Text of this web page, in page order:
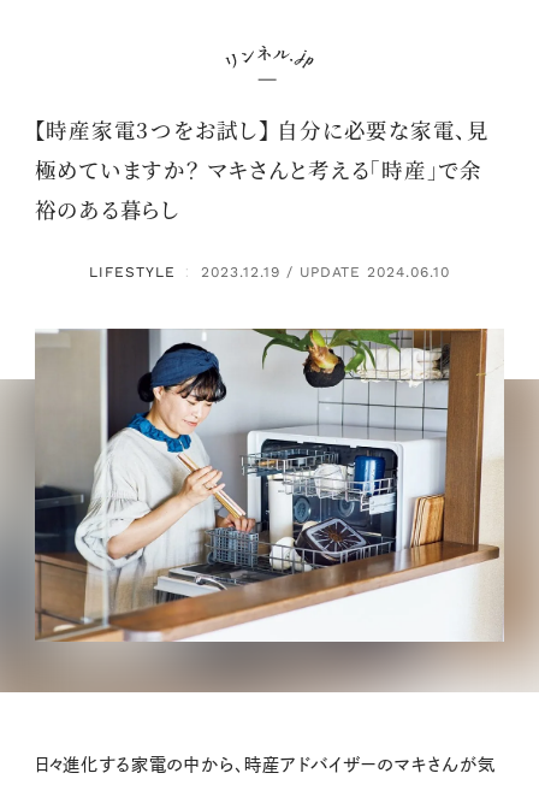
【時産家電3つをお試し】 自分に必要な家電、見
極めていますか？ マキさんと考える「時産」で余
裕のある暮らし
LIFESTYLE ： 2023.12.19 / UPDATE 2024.06.10
日々進化する家電の中から、時産アドバイザーのマキさんが気